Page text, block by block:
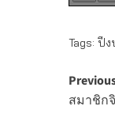
Tags: ปีง
สมาชิก